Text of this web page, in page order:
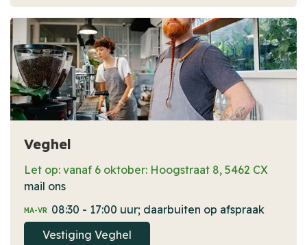
Veghel
Let op: vanaf 6 oktober: Hoogstraat 8, 5462 CX
mail ons
MA-VR 08:30 - 17:00 uur; daarbuiten op afspraak
Vestiging Veghel